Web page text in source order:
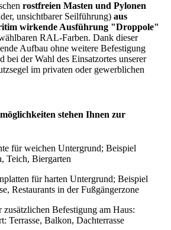
rostfreien Masten und Pylonen
unsichtbarer Seilführung) aus
wirkende Ausführung "Droppole"
RAL-Farben. Dank dieser
Aufbau ohne weitere Befestigung
bei der Wahl des Einsatzortes unserer
im privaten oder gewerblichen
stehen Ihnen zur
für weichen Untergrund; Beispiel
Teich, Biergarten
für harten Untergrund; Beispiel
Restaurants in der Fußgängerzone
zusätzlichen Befestigung am Haus:
Terrasse, Balkon, Dachterrasse